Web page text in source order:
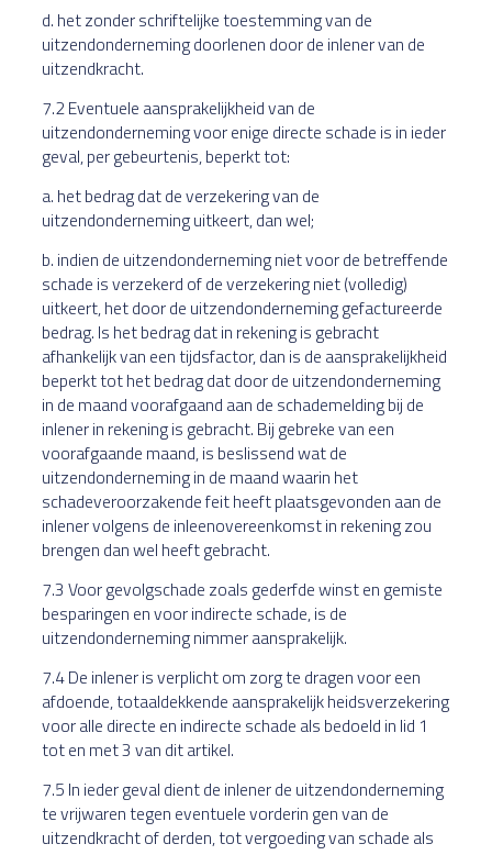
d. het zonder schriftelijke toestemming van de
uitzendonderneming doorlenen door de inlener van de
uitzendkracht.
7.2 Eventuele aansprakelijkheid van de
uitzendonderneming voor enige directe schade is in ieder
geval, per gebeurtenis, beperkt tot:
a. het bedrag dat de verzekering van de
uitzendonderneming uitkeert, dan wel;
b. indien de uitzendonderneming niet voor de betreffende
schade is verzekerd of de verzekering niet (volledig)
uitkeert, het door de uitzendonderneming gefactureerde
bedrag. Is het bedrag dat in rekening is gebracht
afhankelijk van een tijdsfactor, dan is de aansprakelijkheid
beperkt tot het bedrag dat door de uitzendonderneming
in de maand voorafgaand aan de schademelding bij de
inlener in rekening is gebracht. Bij gebreke van een
voorafgaande maand, is beslissend wat de
uitzendonderneming in de maand waarin het
schadeveroorzakende feit heeft plaatsgevonden aan de
inlener volgens de inleenovereenkomst in rekening zou
brengen dan wel heeft gebracht.
7.3 Voor gevolgschade zoals gederfde winst en gemiste
besparingen en voor indirecte schade, is de
uitzendonderneming nimmer aansprakelijk.
7.4 De inlener is verplicht om zorg te dragen voor een
afdoende, totaaldekkende aansprakelijk heidsverzekering
voor alle directe en indirecte schade als bedoeld in lid 1
tot en met 3 van dit artikel.
7.5 In ieder geval dient de inlener de uitzendonderneming
te vrijwaren tegen eventuele vorderin gen van de
uitzendkracht of derden, tot vergoeding van schade als